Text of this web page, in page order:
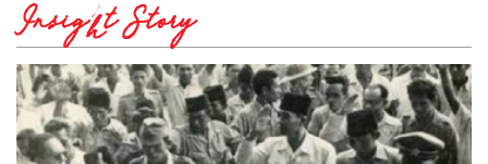
Insight Story